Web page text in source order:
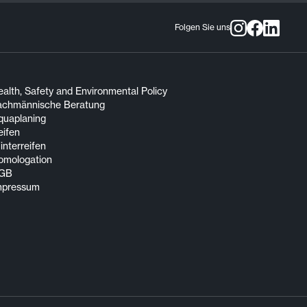
Folgen Sie uns
Safety and Environmental Policy
Beratung